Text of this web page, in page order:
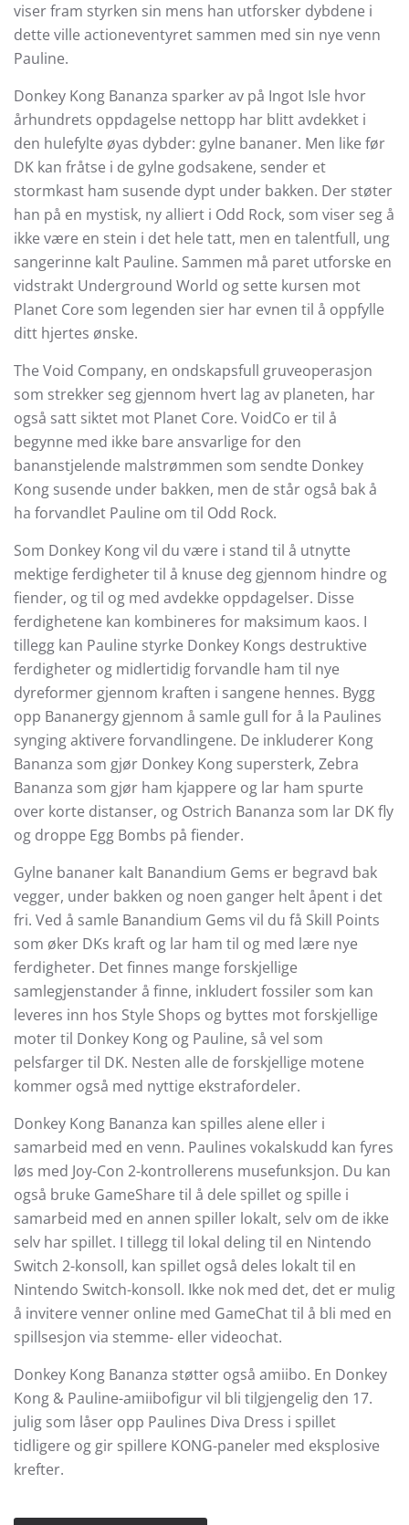
viser fram styrken sin mens han utforsker dybdene i
dette ville actioneventyret sammen med sin nye venn
Pauline.
Donkey Kong Bananza sparker av på Ingot Isle hvor
århundrets oppdagelse nettopp har blitt avdekket i
den hulefylte øyas dybder: gylne bananer. Men like før
DK kan fråtse i de gylne godsakene, sender et
stormkast ham susende dypt under bakken. Der støter
han på en mystisk, ny alliert i Odd Rock, som viser seg å
ikke være en stein i det hele tatt, men en talentfull, ung
sangerinne kalt Pauline. Sammen må paret utforske en
vidstrakt Underground World og sette kursen mot
Planet Core som legenden sier har evnen til å oppfylle
ditt hjertes ønske.
The Void Company, en ondskapsfull gruveoperasjon
som strekker seg gjennom hvert lag av planeten, har
også satt siktet mot Planet Core. VoidCo er til å
begynne med ikke bare ansvarlige for den
bananstjelende malstrømmen som sendte Donkey
Kong susende under bakken, men de står også bak å
ha forvandlet Pauline om til Odd Rock.
Som Donkey Kong vil du være i stand til å utnytte
mektige ferdigheter til å knuse deg gjennom hindre og
fiender, og til og med avdekke oppdagelser. Disse
ferdighetene kan kombineres for maksimum kaos. I
tillegg kan Pauline styrke Donkey Kongs destruktive
ferdigheter og midlertidig forvandle ham til nye
dyreformer gjennom kraften i sangene hennes. Bygg
opp Bananergy gjennom å samle gull for å la Paulines
synging aktivere forvandlingene. De inkluderer Kong
Bananza som gjør Donkey Kong supersterk, Zebra
Bananza som gjør ham kjappere og lar ham spurte
over korte distanser, og Ostrich Bananza som lar DK fly
og droppe Egg Bombs på fiender.
Gylne bananer kalt Banandium Gems er begravd bak
vegger, under bakken og noen ganger helt åpent i det
fri. Ved å samle Banandium Gems vil du få Skill Points
som øker DKs kraft og lar ham til og med lære nye
ferdigheter. Det finnes mange forskjellige
samlegjenstander å finne, inkludert fossiler som kan
leveres inn hos Style Shops og byttes mot forskjellige
moter til Donkey Kong og Pauline, så vel som
pelsfarger til DK. Nesten alle de forskjellige motene
kommer også med nyttige ekstrafordeler.
Donkey Kong Bananza kan spilles alene eller i
samarbeid med en venn. Paulines vokalskudd kan fyres
løs med Joy-Con 2-kontrollerens musefunksjon. Du kan
også bruke GameShare til å dele spillet og spille i
samarbeid med en annen spiller lokalt, selv om de ikke
selv har spillet. I tillegg til lokal deling til en Nintendo
Switch 2-konsoll, kan spillet også deles lokalt til en
Nintendo Switch-konsoll. Ikke nok med det, det er mulig
å invitere venner online med GameChat til å bli med en
spillsesjon via stemme- eller videochat.
Donkey Kong Bananza støtter også amiibo. En Donkey
Kong & Pauline-amiibofigur vil bli tilgjengelig den 17.
julig som låser opp Paulines Diva Dress i spillet
tidligere og gir spillere KONG-paneler med eksplosive
krefter.